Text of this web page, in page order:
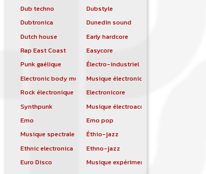
Dub techno
Dubstyle
Dubtronica
Dunedin sound
Dutch house
Early hardcore
Rap East Coast
Easycore
Punk gaélique
Électro-industriel
Electronic body musicMusique électronique
Rock électronique
Electronicore
Synthpunk
Musique électroacoustique
Emo
Emo pop
Musique spectrale
Éthio-jazz
Ethnic electronica
Ethno-jazz
Euro Disco
Musique expérimentale